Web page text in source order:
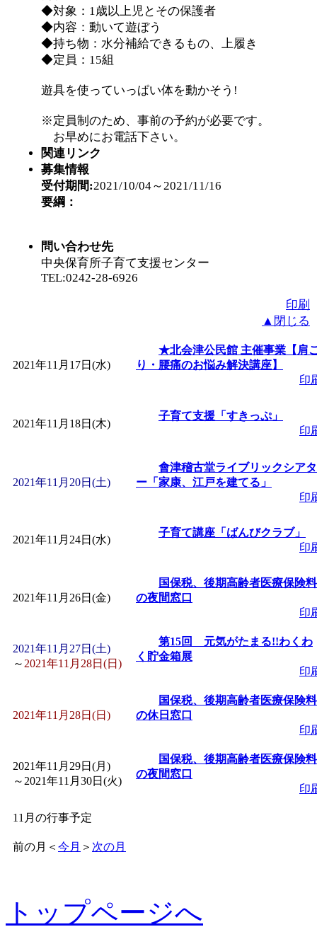
◆対象：1歳以上児とその保護者
◆内容：動いて遊ぼう
◆持ち物：水分補給できるもの、上履き
◆定員：15組
遊具を使っていっぱい体を動かそう!
※定員制のため、事前の予約が必要です。
お早めにお電話下さい。
関連リンク
募集情報
受付期間:2021/10/04～2021/11/16
要綱：
問い合わせ先
中央保育所子育て支援センター
TEL:0242-28-6926
印刷
▲閉じる
2021年11月17日(水)
★北会津公民館 主催事業【肩
り・腰痛のお悩み解決講座】
印
2021年11月18日(木)
子育て支援「すきっぷ」
印
2021年11月20日(土)
會津稽古堂ライブリックシアタ
ー「家康、江戸を建てる」
印
2021年11月24日(水)
子育て講座「ばんびクラブ」
印
2021年11月26日(金)
国保税、後期高齢者医療保険料
の夜間窓口
印
2021年11月27日(土)
～ 2021年11月28日(日)
第15回 元気がたまる!!わくわ
く貯金箱展
印
2021年11月28日(日)
国保税、後期高齢者医療保険料
の休日窓口
印
2021年11月29日(月)
～ 2021年11月30日(火)
国保税、後期高齢者医療保険料
の夜間窓口
印
11月の行事予定
前の月 ＜ 今月 ＞ 次の月
トップページへ